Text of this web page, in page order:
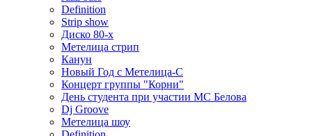
Definition
Strip show
Диско 80-х
Метелица стрип
Канун
Новый Год с Метелица-С
Концерт группы "Корни"
День студента при участии МС Белова
Dj Groove
Метелица шоу